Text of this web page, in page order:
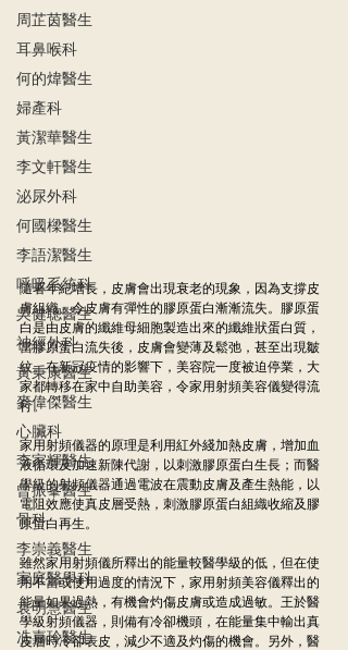
周芷茵醫生
耳鼻喉科
何的煒醫生
婦產科
黃潔華醫生
李文軒醫生
泌尿外科
何國樑醫生
李語潔醫生
呼吸系統科
吳健聰醫生
神經外科
黃秉康醫生
麥偉傑醫生
心臟科
李家輝醫生
曾振峯醫生
骨科
李崇義醫生
家庭醫學科
袁明慧醫生
冼嘉玲醫生
隨著年紀增長，皮膚會出現衰老的現象，因為支撐皮
膚組織、令皮膚有彈性的膠原蛋白漸漸流失。膠原蛋
白是由皮膚的纖維母細胞製造出來的纖維狀蛋白質，
當膠原蛋白流失後，皮膚會變薄及鬆弛，甚至出現皺
紋。在新冠疫情的影響下，美容院一度被迫停業，大
家都轉移在家中自助美容，令家用射頻美容儀變得流
行。
家用射頻儀器的原理是利用紅外綫加熱皮膚，增加血
液循環及加速新陳代謝，以刺激膠原蛋白生長；而醫
學級的射頻儀器通過電波在震動皮膚及產生熱能，以
電阻效應使真皮層受熱，刺激膠原蛋白組織收縮及膠
原蛋白再生。
雖然家用射頻儀所釋出的能量較醫學級的低，但在使
用不當或使用過度的情況下，家用射頻美容儀釋出的
能量如果過熱，有機會灼傷皮膚或造成過敏。王於醫
學級射頻儀器，則備有冷卻機頭，在能量集中輸出真
皮層時冷卻表皮，減少不適及灼傷的機會。另外，醫